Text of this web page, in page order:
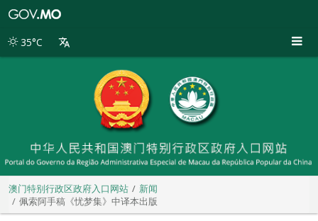
别
35°C
澳门特别行政区政府入口网站
新闻
佩索阿手稿《忧梦集》中译本出版